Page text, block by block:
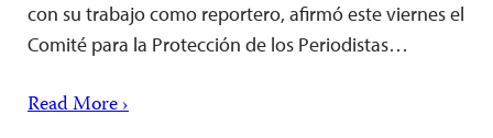
con su trabajo como reportero, afirmó este viernes el
Comité para la Protección de los Periodistas…
Read More ›